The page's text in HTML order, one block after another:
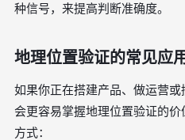
种信号，来提高判断准确度。
地理位置验证的常见应
如果你正在搭建产品、做运营
会更容易掌握地理位置验证的
方式：